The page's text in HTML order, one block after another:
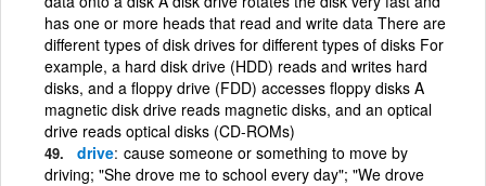
has one or more heads that read and write data There are
different types of disk drives for different types of disks For
example, a hard disk drive (HDD) reads and writes hard
disks, and a floppy drive (FDD) accesses floppy disks A
magnetic disk drive reads magnetic disks, and an optical
drive reads optical disks (CD-ROMs)
drive cause someone or something to move by
driving; "She drove me to school every day"; "We drove